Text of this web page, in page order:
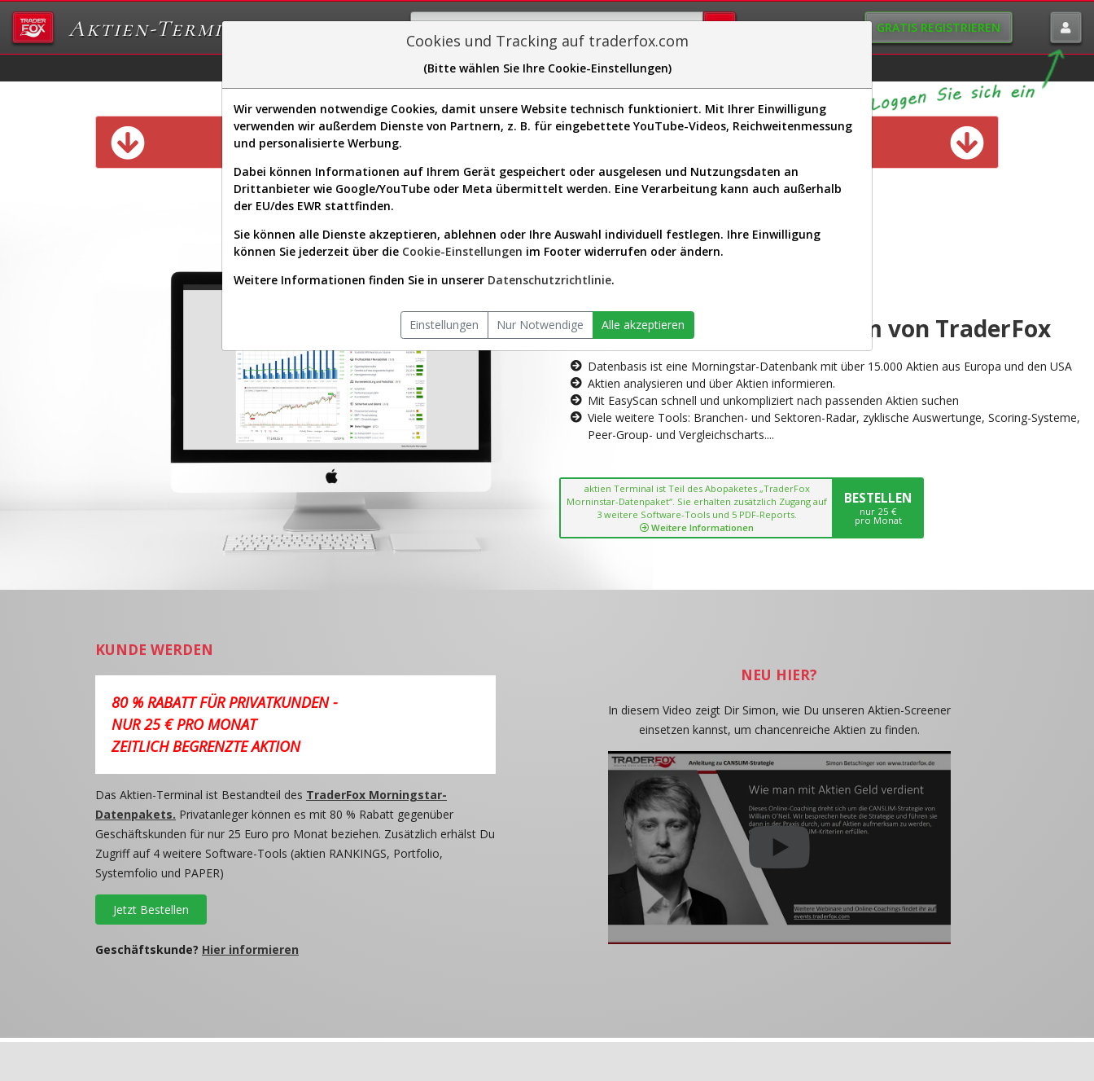
Aktien-Terminal GRATIS REGISTRIEREN
Sector-Spider Easy-Scan Visualizations
Diese Funktion ist nur für Premium-Kunden verfügbar
AKTIEN-TERMINAL
Die Aktienanalyse-Plattform von TraderFox
Datenbasis ist eine Morningstar-Datenbank mit über 15.000 Aktien aus Europa und den USA
Aktien analysieren und über Aktien informieren.
Mit EasyScan schnell und unkompliziert nach passenden Aktien suchen
Viele weitere Tools: Branchen- und Sektoren-Radar, zyklische Auswertunge, Scoring-Systeme,
Peer-Group- und Vergleichscharts....
aktien Terminal ist Teil des Abopaketes „TraderFox
Morninstar-Datenpaket“. Sie erhalten zusätzlich Zugang auf
3 weitere Software-Tools und 5 PDF-Reports.
Weitere Informationen
BESTELLEN
nur 25 €
pro Monat
KUNDE WERDEN
80 % RABATT FÜR PRIVATKUNDEN -
NUR 25 € PRO MONAT
ZEITLICH BEGRENZTE AKTION
Das Aktien-Terminal ist Bestandteil des TraderFox Morningstar-
Datenpakets. Privatanleger können es mit 80 % Rabatt gegenüber
Geschäftskunden für nur 25 Euro pro Monat beziehen. Zusätzlich erhälst Du
Zugriff auf 4 weitere Software-Tools (aktien RANKINGS, Portfolio,
Systemfolio und PAPER)
Jetzt Bestellen
Geschäftskunde? Hier informieren
NEU HIER?
In diesem Video zeigt Dir Simon, wie Du unseren Aktien-Screener
einsetzen kannst, um chancenreiche Aktien zu finden.
Cookies und Tracking auf traderfox.com
(Bitte wählen Sie Ihre Cookie-Einstellungen)
Wir verwenden notwendige Cookies, damit unsere Website technisch funktioniert. Mit Ihrer Einwilligung
verwenden wir außerdem Dienste von Partnern, z. B. für eingebettete YouTube-Videos, Reichweitenmessung
und personalisierte Werbung.
Dabei können Informationen auf Ihrem Gerät gespeichert oder ausgelesen und Nutzungsdaten an
Drittanbieter wie Google/YouTube oder Meta übermittelt werden. Eine Verarbeitung kann auch außerhalb
der EU/des EWR stattfinden.
Sie können alle Dienste akzeptieren, ablehnen oder Ihre Auswahl individuell festlegen. Ihre Einwilligung
können Sie jederzeit über die Cookie-Einstellungen im Footer widerrufen oder ändern.
Weitere Informationen finden Sie in unserer Datenschutzrichtlinie.
Einstellungen Nur Notwendige Alle akzeptieren